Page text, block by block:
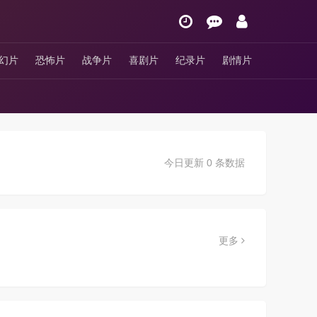
片 恐怖片 战争片 喜剧片 纪录片 剧情片
今日更新 0 条数据
更多